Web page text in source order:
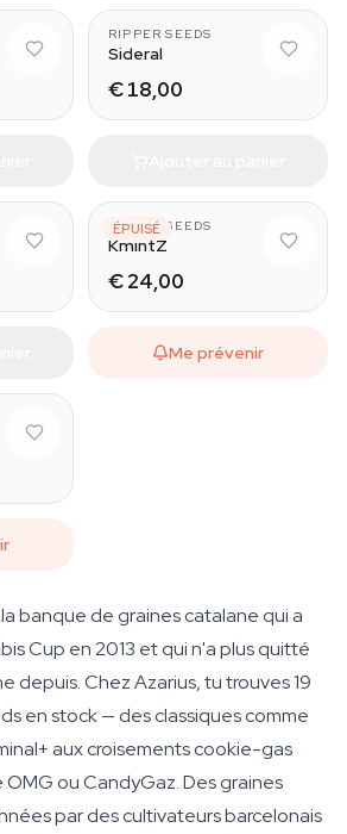
RIPPER SEEDS
Sideral
€ 18,00
ÉPUISÉ
RIPPER SEEDS
KmintZ
€ 24,00
Me prévenir
banque de graines catalane qui a
Cup en 2013 et qui n'a plus quitté
depuis. Chez Azarius, tu trouves 19
en stock — des classiques comme
aux croisements cookie-gas
ou CandyGaz. Des graines
par des cultivateurs barcelonais